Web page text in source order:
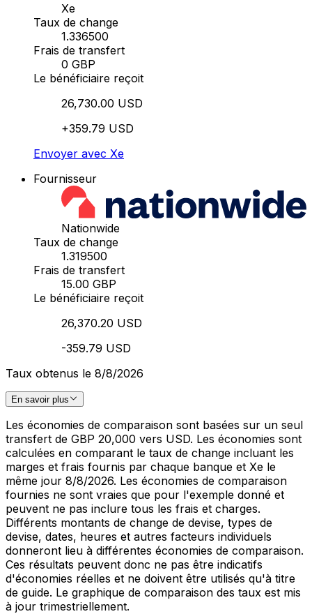
Xe
Taux de change
1.336500
Frais de transfert
0 GBP
Le bénéficiaire reçoit
26,730.00 USD
+359.79 USD
Envoyer avec Xe
Fournisseur
Nationwide
Taux de change
1.319500
Frais de transfert
15.00 GBP
Le bénéficiaire reçoit
26,370.20 USD
-359.79 USD
Taux obtenus le 8/8/2026
En savoir plus
Les économies de comparaison sont basées sur un seul
transfert de GBP 20,000 vers USD. Les économies sont
calculées en comparant le taux de change incluant les
marges et frais fournis par chaque banque et Xe le
même jour 8/8/2026. Les économies de comparaison
fournies ne sont vraies que pour l'exemple donné et
peuvent ne pas inclure tous les frais et charges.
Différents montants de change de devise, types de
devise, dates, heures et autres facteurs individuels
donneront lieu à différentes économies de comparaison.
Ces résultats peuvent donc ne pas être indicatifs
d'économies réelles et ne doivent être utilisés qu'à titre
de guide. Le graphique de comparaison des taux est mis
à jour trimestriellement.